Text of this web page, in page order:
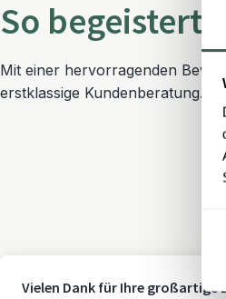
So begeistert
Mit einer hervorragenden
erstklassige Kundenberatung.
Vielen Dank für Ihre großartige